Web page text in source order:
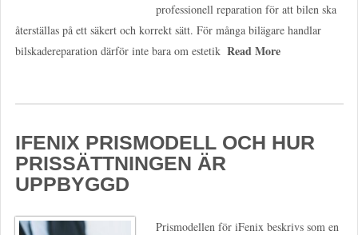
professionell reparation för att bilen ska
återställas på ett säkert och korrekt sätt. För många bilägare handlar
bilskadereparation därför inte bara om estetik Read More
IFENIX PRISMODELL OCH HUR
PRISSÄTTNINGEN ÄR
UPPBYGGD
Prismodellen för iFenix beskrivs som en